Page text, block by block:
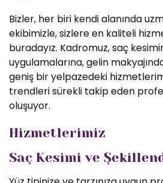
Bizler, her biri kendi alanında
ekibimizle, sizlere en kaliteli
buradayız. Kadromuz, saç
uygulamalarına, gelin
geniş bir yelpazedeki
trendleri sürekli takip eden
oluşuyor.
Hizmetlerimiz
Saç Kesimi ve